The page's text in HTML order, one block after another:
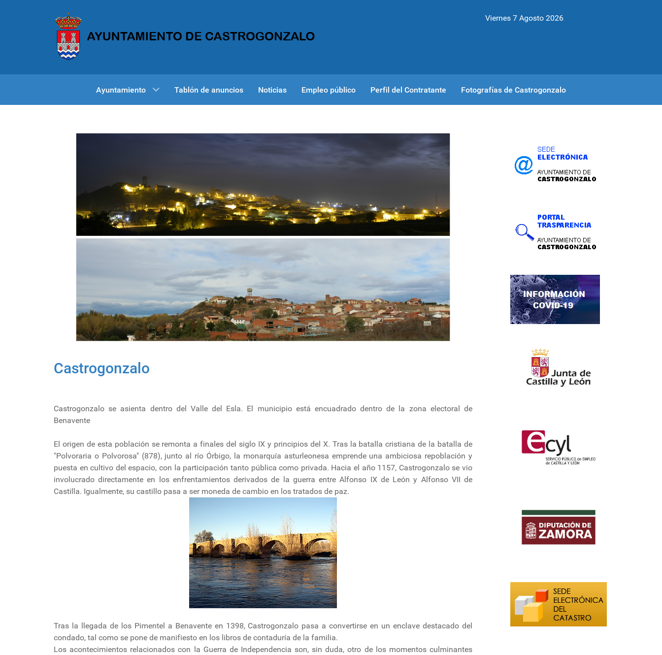
Viernes 7 Agosto 2026
Ayuntamiento Tablón de anuncios Noticias Empleo público Perfil del Contratante Fotografías de Castrogonzalo
Castrogonzalo
Castrogonzalo se asienta dentro del Valle del Esla. El municipio está encuadrado dentro de la zona electoral de
Benavente
El origen de esta población se remonta a finales del siglo IX y principios del X. Tras la batalla cristiana de la batalla de
"Polvoraria o Polvorosa" (878), junto al río Órbigo, la monarquía asturleonesa emprende una ambiciosa repoblación y
puesta en cultivo del espacio, con la participación tanto pública como privada. Hacia el año 1157, Castrogonzalo se vio
involucrado directamente en los enfrentamientos derivados de la guerra entre Alfonso IX de León y Alfonso VII de
Castilla. Igualmente, su castillo pasa a ser moneda de cambio en los tratados de paz.
Tras la llegada de los Pimentel a Benavente en 1398, Castrogonzalo pasa a convertirse en un enclave destacado del
condado, tal como se pone de manifiesto en los libros de contaduría de la familia.
Los acontecimientos relacionados con la Guerra de Independencia son, sin duda, otro de los momentos culminantes